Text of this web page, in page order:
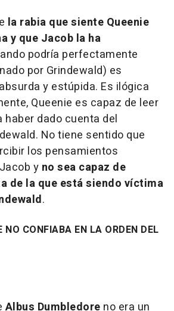
la rabia que siente Queenie
y que Jacob la ha
podría perfectamente
por Grindewald) es
y estúpida. Es ilógica
Queenie es capaz de leer
haber dado cuenta del
No tiene sentido que
los pensamientos
y no sea capaz de
de la que está siendo víctima
.
NO CONFIABA EN LA ORDEN DEL
Albus Dumbledore no era un